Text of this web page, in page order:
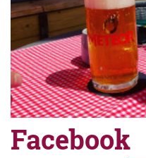
Facebook